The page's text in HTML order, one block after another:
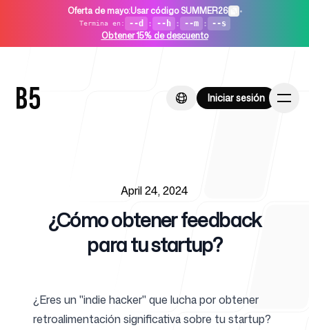
Oferta de mayo:Usar código SUMMER26 •
Termina en : --d : --h : --m : --s
Obtener 15% de descuento
Iniciar sesión
Iniciar sesión
April 24, 2024
¿Cómo obtener feedback
para tu startup?
¿Eres un "indie hacker" que lucha por obtener
retroalimentación significativa sobre tu startup?